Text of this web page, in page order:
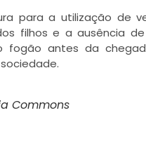
para a utilização de
filhos e a ausência
fogão antes da
Commons